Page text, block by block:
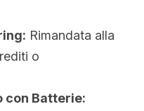
Rimandata alla
o
con Batterie: